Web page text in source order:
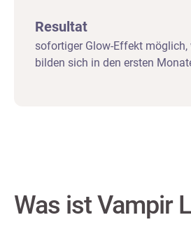
Resultat
sofortiger Glow-Effekt möglich,
bilden sich in den ersten
Was ist Vampir